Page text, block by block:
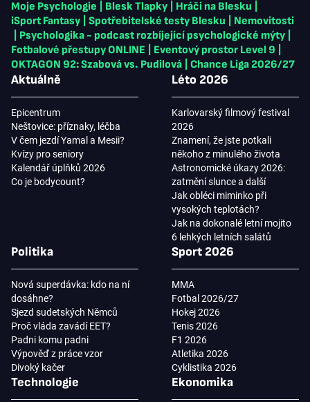
Moje Psychologie Blesk Tlapky Hráči na Blesku
iSport Fantasy
Spotřebitelské testy Blesku
Nemovitosti
Psychologika - podcast rozbíjející psychologické mýty
Fotbalové přestupy ONLINE
Eventový prostor Level 9
OKTAGON 92: Szabová vs. Pudilová
Chance Liga 2026/27
Aktuálně
Epicentrum
Neštovice: příznaky, léčba
V čem jezdí Yamal a Mesii?
Kvízy pro seniory
Kalendář úplňků 2026
Co je bodycount?
Léto 2026
Karlovarský filmový festival
2026
Znamení, že jste potkali
někoho z minulého života
Astronomické úkazy 2026:
zatmění slunce a další
Jak obléci miminko při
vysokých teplotách?
Jak na dokonalé letní mojito
6 lehkých letních salátů
Politika
Nová superdávka: kdo na ní
dosáhne?
Sjezd sudetských Němců
Proč vláda zavádí EET?
Padni komu padni
Výpověď z práce vzor
Divoký kačer
Sport 2026
MMA
Fotbal 2026/27
Hokej 2026
Tenis 2026
F1 2026
Atletika 2026
Cyklistika 2026
Technologie Ekonomika